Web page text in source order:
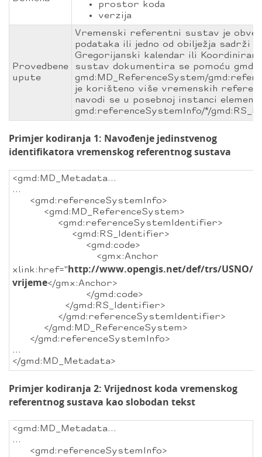
prostor koda
verzija
Provedbene
upute
Vremenski referentni sustav je
podataka ili jedno od obilježja sadrži
Gregorijanski kalendar ili
sustav dokumentira se pomoću
gmd:MD_ReferenceSystem/
je korišteno više vremenskih
navodi se u posebnoj instanci
gmd:referenceSystemInfo/*/
Primjer kodiranja 1: Navođenje jedinstvenog
identifikatora vremenskog referentnog sustava
<gmd:MD_Metadata...
...
<gmd:referenceSystemInfo>
<gmd:MD_ReferenceSystem>
<gmd:referenceSystemIdentifier>
<gmd:RS_Identifier>
<gmd:code>
<gmx:Anchor
xlink:href="http://www.opengis.net/def/trs/USNO/0/
vrijeme</gmx:Anchor>
</gmd:code>
</gmd:RS_Identifier>
</gmd:referenceSystemIdentifier>
</gmd:MD_ReferenceSystem>
</gmd:referenceSystemInfo>
...
</gmd:MD_Metadata>
Primjer kodiranja 2: Vrijednost koda vremenskog
referentnog sustava kao slobodan tekst
<gmd:MD_Metadata...
...
<gmd:referenceSystemInfo>